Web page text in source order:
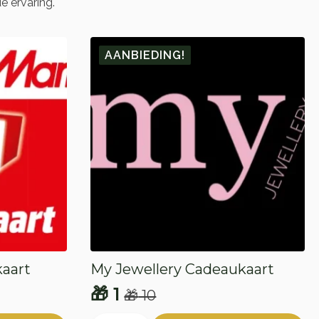
AANBIEDING!
My Jewellery Cadeaukaart
🎁10
Oorspronkelijke
🎁 1
Huidige